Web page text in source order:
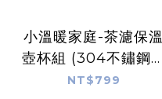
小溫暖家庭-茶濾保溫
壺杯組 (304不鏽鋼茶
濾保溫壺1000ml +
NT$799